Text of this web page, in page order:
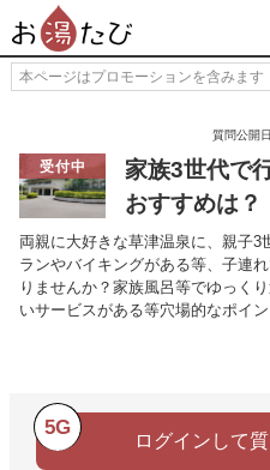
本ページはプロモーションを含みます
質問公開
受付中
家族3世代で
おすすめは？
両親に大好きな草津温泉に、親子
ランやバイキングがある等、子連
りませんか？家族風呂等でゆっく
いサービスがある等穴場的なポイ
5G
ログインして